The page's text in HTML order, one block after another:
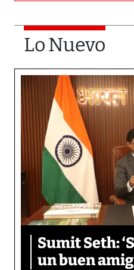
Lo Nuevo
Sumit Seth:
un buen